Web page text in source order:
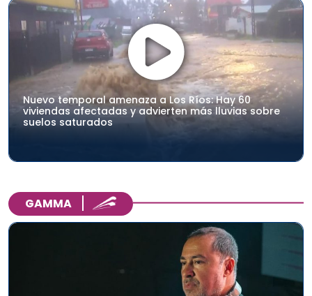
Nuevo temporal amenaza a Los Ríos: Hay 60
viviendas afectadas y advierten más lluvias sobre
suelos saturados
GAMMA